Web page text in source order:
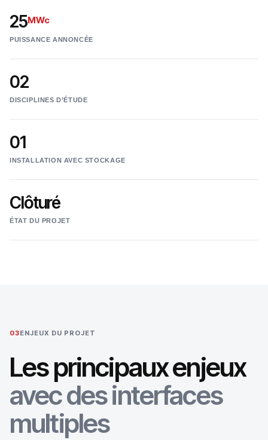
25MWc
PUISSANCE ANNONCÉE
02
DISCIPLINES D’ÉTUDE
01
INSTALLATION AVEC STOCKAGE
Clôturé
ÉTAT DU PROJET
03ENJEUX DU PROJET
Les principaux enjeux
avec des interfaces
multiples